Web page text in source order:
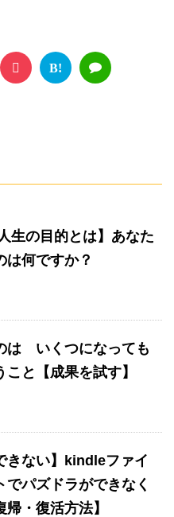
B!
生の目的とは】あなた
は何ですか？
は いくつになっても
と【成果を試す】
きない】kindleファイ
でパズドラができなく
・復活方法】